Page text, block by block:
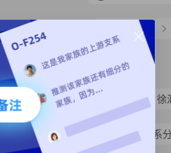
成时间距今 1640 年 支系分析
形成时间距今 720 年 SNP
形成时间距今 1630 年 支系
杨**汉族上海市 市辖区 徐